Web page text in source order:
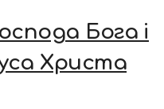
Бога і
Христа